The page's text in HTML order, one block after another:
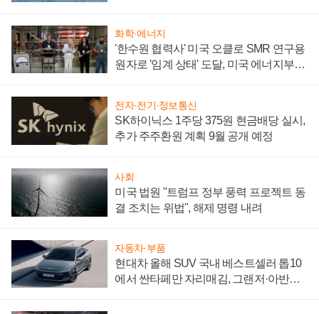
화학·에너지
'한수원 협력사' 미국 오클로 SMR 연구용
원자로 '임계 상태' 도달, 미국 에너지부
전자·전기·정보통신
SK하이닉스 1주당 375원 현금배당 실시,
추가 주주환원 계획 9월 공개 예정
사회
미국 법원 "트럼프 정부 풍력 프로젝트 동
결 조치는 위법", 해제 명령 내려
자동차·부품
현대차 올해 SUV 국내 베스트셀러 톱10
에서 싼타페만 자리매김, 그랜저·아반떼